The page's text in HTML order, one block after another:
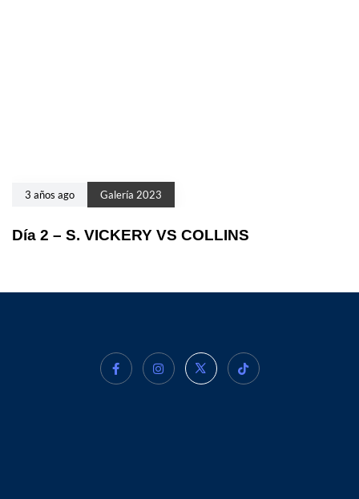
3 años ago Galería 2023
Día 2 – S. VICKERY VS COLLINS